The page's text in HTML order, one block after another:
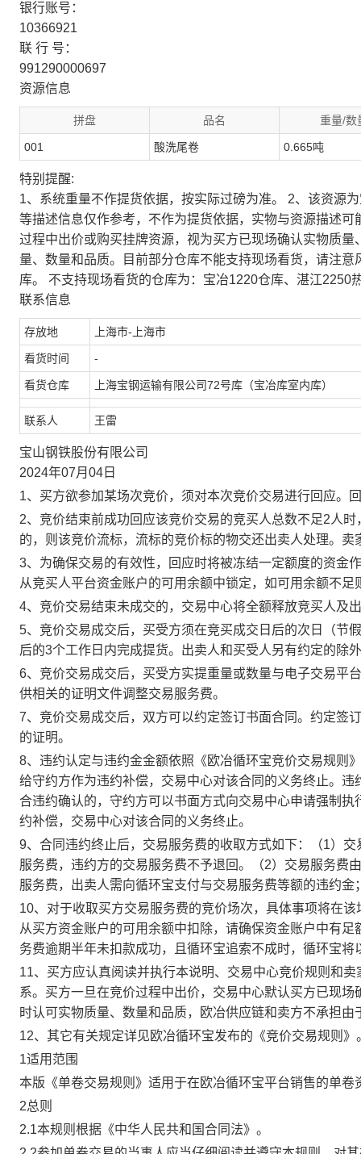
银行账号：
10366921
联 行 号：
991290000697
资源信息
拼盘 品名 重量/数
001 酸洗尾卷 0.665吨
特别提醒:
1、系统重量不作提货依据，按实际过磅为准。 2、该资源
等描述信息仅作参考，不作为提货依据，实物与资源描述
过程中出价或购买挂牌资源，视为买方已现场确认实物质
量、数量和品质。目前部分仓库不能支持现场看货，请注
库。 不支持现场看货的仓库为：宝冶1220仓库、湛江2250
联系信息
存放地 上海市-上海市
看货时间 -
看货仓库 上海宝钢运输有限公司72号库（宝冶库室内库）
联系人 王雷
宝山钢铁股份有限公司
2024年07月04日
1、买方欲参加某场次竞价，须对本次竞价交易进行回应。
2、竞价结束前成功回应该竞价交易的竞买人总数不足2人
的，则该竞价流标，流标的竞价标的物交还出卖人处理。
3、为确保交易的有效性，回应时将被冻结一定额度的资金
从竞买人平台资金账户的可用余额中锁定，如可用余额不足
4、竞价交易结束未成交的，交易中心将全额释放竞买人及
5、竞价交易成交后，买受方须在竞买成交日后的次日（节
后的3个工作日内完成提货。出卖人和买受人另有约定的除
6、竞价交易成交后，买受方实提重量或数量与电子交易平
供相关的证明文件调整交易服务费。
7、竞价交易成交后，双方可以约定签订书面合同。约定签
的证明。
8、违约认定与违约金金额依照《欧冶循环宝竞价交易规则
给守约方作为违约补偿，交易中心对该合同的义务终止。
合违约确认的，守约方可以书面方式向交易中心申请强制
约补偿，交易中心对该合同的义务终止。
9、合同违约终止后，交易服务费的收取方式如下：（1）
服务费，违约方的交易服务费不予退回。（2）交易服务费
服务费，出卖人需向循环宝支付与交易服务费等额的违约
10、对于收取买方交易服务费的竞价场次，具体事项将在
从买方资金账户的可用余额中扣除，请确保资金账户中有
务费逾期半年未扣款成功，且循环宝追索不成时，循环宝将
11、买方应认真阅读并执行本说明、交易中心竞价规则和
系。买方一旦在竞价过程中出价，交易中心默认买方已现
时认可实物质量、数量和品质，欧冶供应链和卖方不承担由
12、其它有关规定详见欧冶循环宝发布的《竞价交易规则》
1适用范围
本版《单卷交易规则》适用于在欧冶循环宝平台销售的单卷
2总则
2.1本规则根据《中华人民共和国合同法》。